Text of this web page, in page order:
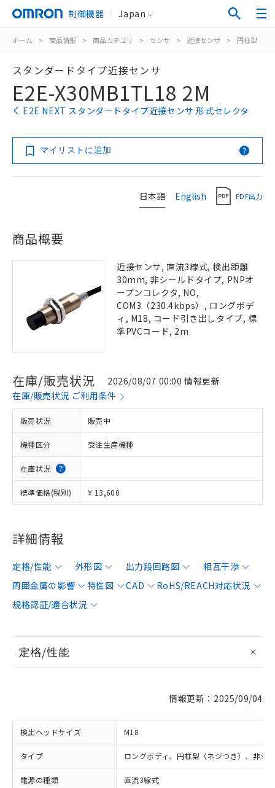
制御機器 Japan
ホーム > 商品情報 > 商品カテゴリ > センサ > 近接センサ > 円柱型
スタンダードタイプ近接センサ
E2E-X30MB1TL18 2M
E2E NEXT スタンダードタイプ近接センサ 形式セレクタ
マイリストに追加
日本語 English PDF出力
商品概要
近接センサ, 直流3線式, 検出距離
30mm, 非シールドタイプ, PNPオ
ープンコレクタ, NO,
COM3（230.4kbps）, ロングボデ
ィ, M18, コード引き出しタイプ, 標
準PVCコード, 2m
在庫/販売状況
2026/08/07 00:00 情報更新
在庫/販売状況 ご利用条件
販売状況 販売中
機種区分 受注生産機種
在庫状況
標準価格(税別) ¥ 13,600
詳細情報
定格/性能 外形図 出力段回路図
相互干渉
周囲金属の影響
特性図 CAD
RoHS/REACH対応状況
規格認証/適合状況
定格/性能
情報更新：2025/09/04
検出ヘッドサイズ M18
タイプ ロングボディ、円柱型（ネジつき）、非シ
電源の種類 直流3線式